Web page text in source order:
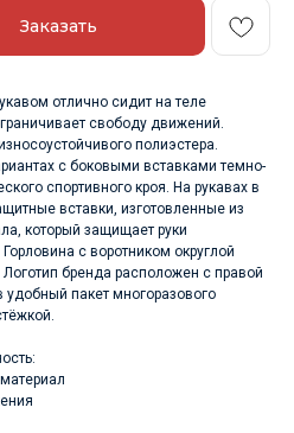
Заказать
отлично сидит на теле
свободу движений.
полиэстера.
с боковыми вставками темно-
спортивного кроя. На рукавах в
вставки, изготовленные из
который защищает руки
с воротником округлой
бренда расположен с правой
пакет многоразового